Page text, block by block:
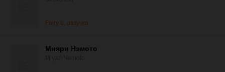
Fairy 1, озвучка
Мияри Нэмото